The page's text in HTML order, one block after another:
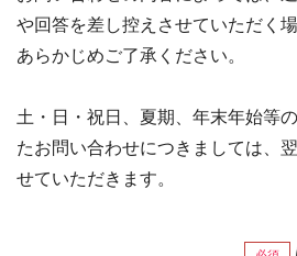
や回答を差し控えさせていただく
あらかじめご了承ください。
土・日・祝日、夏期、年末年始等
たお問い合わせにつきましては、
せていただきます。